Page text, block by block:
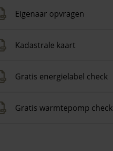
Eigenaar opvragen
Kadastrale kaart
Gratis energielabel check
Gratis warmtepomp check